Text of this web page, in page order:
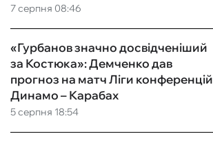
7 серпня 08:46
5 серпня 18:54
«Гурбанов значно досвідченіший
за Костюка»: Демченко дав
прогноз на матч Ліги конференцій
Динамо – Карабах